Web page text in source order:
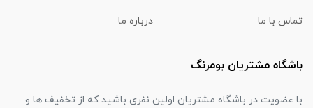
تماس با ما درباره ما
باشگاه مشتریان بومرنگ
با عضویت در باشگاه مشتریان اولین نفری باشید که از تخفیف ها و